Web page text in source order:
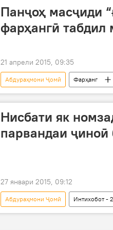
Панҷоҳ масҷиди
фарҳангӣ
21 апрели 2015, 09:35
Абдураҳмони Ҷомӣ Фарҳанг
Фахриддин Ғафуров
Нисбати як
парвандаи ҷиноӣ
27 январи 2015, 09:12
Абдураҳмони Ҷомӣ Интихобот -
Ҳамаи хабарҳо
Фирдавс